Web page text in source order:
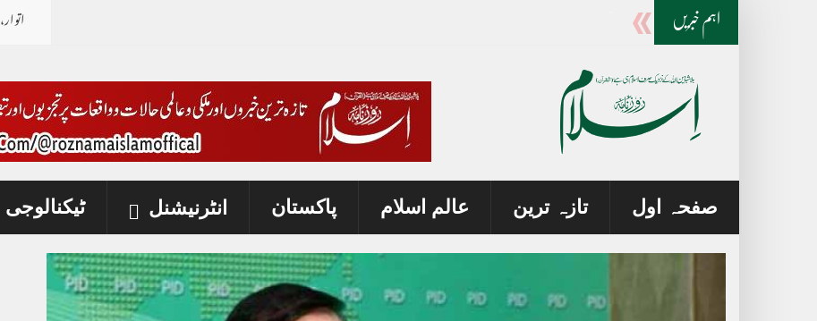
اتوار، اہم خبریں
صفحہ اول تازہ ترین عالم اسلام پاکستان انٹرنیشنل ٹیکنالوجی